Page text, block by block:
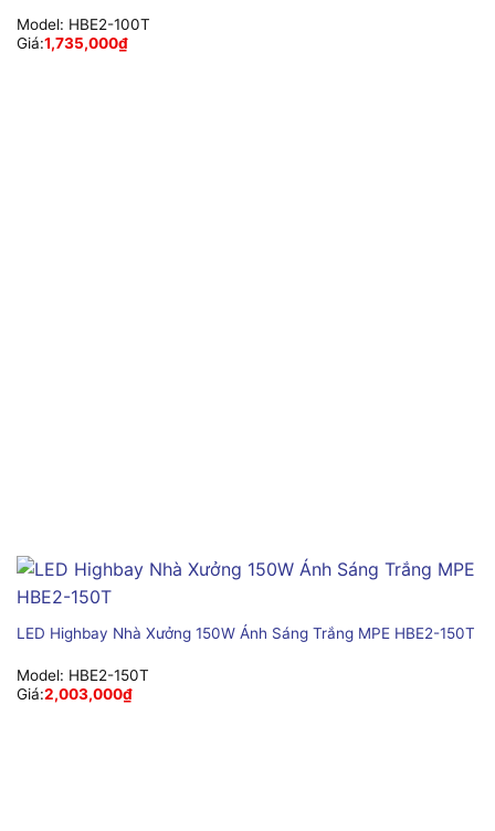
Model: HBE2-100T
Giá:1,735,000₫
LED Highbay Nhà Xưởng 150W Ánh Sáng Trắng MPE HBE2-150T
Model: HBE2-150T
Giá:2,003,000₫